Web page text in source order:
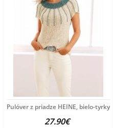
Pulóver z priadze HEINE, bielo-
27.90€